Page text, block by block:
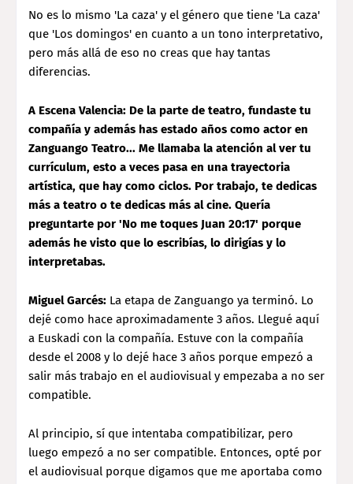
No es lo mismo 'La caza' y el género que tiene 'La caza'
que 'Los domingos' en cuanto a un tono interpretativo,
pero más allá de eso no creas que hay tantas
diferencias.
A Escena Valencia: De la parte de teatro, fundaste tu
compañía y además has estado años como actor en
Zanguango Teatro... Me llamaba la atención al ver tu
currículum, esto a veces pasa en una trayectoria
artística, que hay como ciclos. Por trabajo, te dedicas
más a teatro o te dedicas más al cine. Quería
preguntarte por 'No me toques Juan 20:17' porque
además he visto que lo escribías, lo dirigías y lo
interpretabas.
Miguel Garcés: La etapa de Zanguango ya terminó. Lo
dejé como hace aproximadamente 3 años. Llegué aquí
a Euskadi con la compañía. Estuve con la compañía
desde el 2008 y lo dejé hace 3 años porque empezó a
salir más trabajo en el audiovisual y empezaba a no ser
compatible.
Al principio, sí que intentaba compatibilizar, pero
luego empezó a no ser compatible. Entonces, opté por
el audiovisual porque digamos que me aportaba como